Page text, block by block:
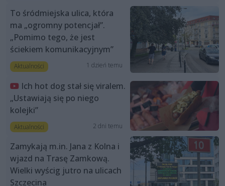
To śródmiejska ulica, która
ma „ogromny potencjał”.
„Pomimo tego, że jest
ściekiem komunikacyjnym”
Aktualności 1 dzień temu
Ich hot dog stał się viralem.
„Ustawiają się po niego
kolejki”
Aktualności 2 dni temu
Zamykają m.in. Jana z Kolna i
wjazd na Trasę Zamkową.
Wielki wyścig jutro na ulicach
Szczecina